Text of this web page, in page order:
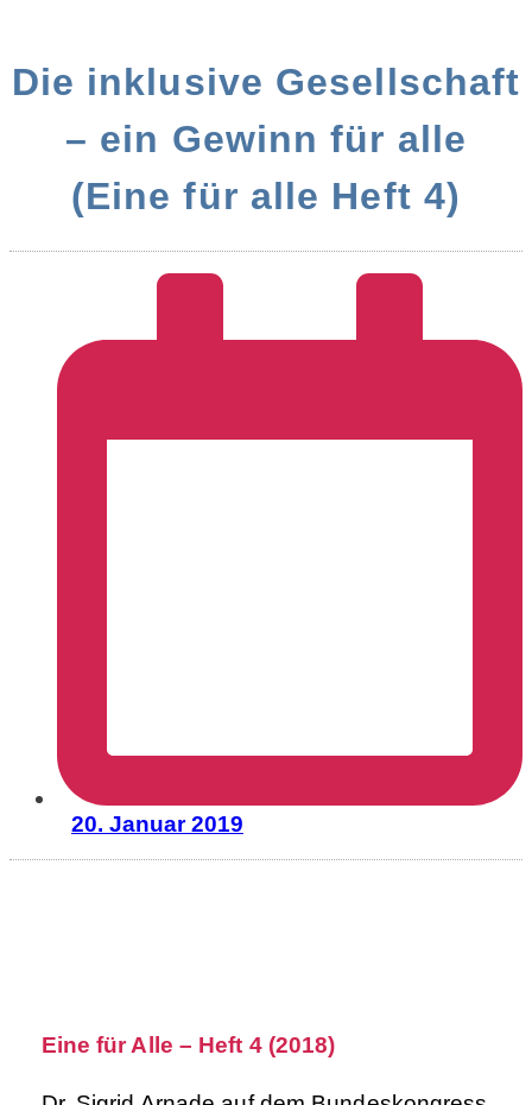
Die inklusive Gesellschaft
– ein Gewinn für alle
(Eine für alle Heft 4)
20. Januar 2019
Eine für Alle – Heft 4 (2018)